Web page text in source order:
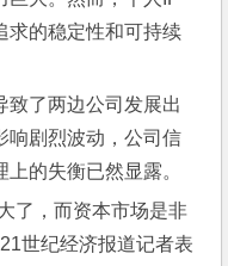
求的稳定性和可持续
致了两边公司发展出
响剧烈波动，公司信
的失衡已然显露。
了，而资本市场是非
世纪经济报道记者表